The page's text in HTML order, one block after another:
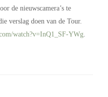
de nieuwscamera’s te
verslag doen van de Tour.
watch?v=InQ1_SF-YWg.